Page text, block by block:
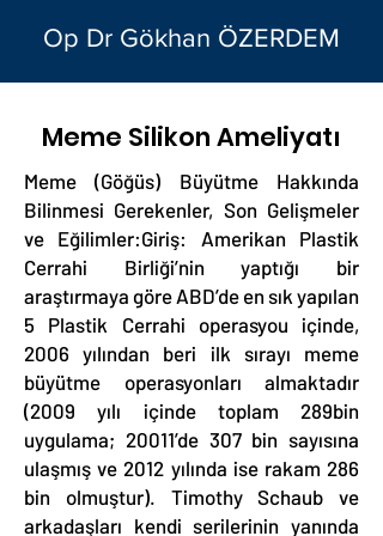
Op Dr Gökhan ÖZERDEM
Meme Silikon Ameliyatı
Meme (Göğüs) Büyütme Hakkında
Bilinmesi Gerekenler, Son Gelişmeler
ve Eğilimler:Giriş: Amerikan Plastik
Cerrahi Birliği’nin yaptığı bir
araştırmaya göre ABD’de en sık yapılan
5 Plastik Cerrahi operasyou içinde,
2006 yılından beri ilk sırayı meme
büyütme operasyonları almaktadır
(2009 yılı içinde toplam 289bin
uygulama; 20011’de 307 bin sayısına
ulaşmış ve 2012 yılında ise rakam 286
bin olmuştur). Timothy Schaub ve
arkadaşları kendi serilerinin yanında